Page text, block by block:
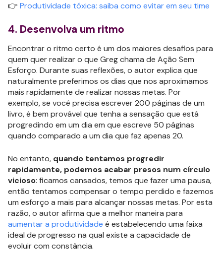
👉 Produtividade tóxica: saiba como evitar em seu time
4. Desenvolva um ritmo
Encontrar o ritmo certo é um dos maiores desafios para
quem quer realizar o que Greg chama de Ação Sem
Esforço. Durante suas reflexões, o autor explica que
naturalmente preferimos os dias que nos aproximamos
mais rapidamente de realizar nossas metas. Por
exemplo, se você precisa escrever 200 páginas de um
livro, é bem provável que tenha a sensação que está
progredindo em um dia em que escreve 50 páginas
quando comparado a um dia que faz apenas 20.
No entanto, quando tentamos progredir
rapidamente, podemos acabar presos num círculo
vicioso: ficamos cansados, temos que fazer uma pausa,
então tentamos compensar o tempo perdido e fazemos
um esforço a mais para alcançar nossas metas. Por esta
razão, o autor afirma que a melhor maneira para
aumentar a produtividade é estabelecendo uma faixa
ideal de progresso na qual existe a capacidade de
evoluir com constância.